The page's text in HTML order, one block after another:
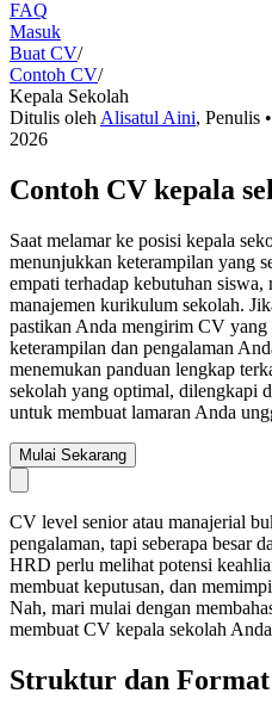
FAQ
Masuk
Buat CV/
Contoh CV/
Kepala Sekolah
Ditulis oleh Alisatul Aini, Penulis
2026
Contoh CV kepala
Saat melamar ke posisi kepala
menunjukkan keterampilan yang
empati terhadap kebutuhan
manajemen kurikulum sekolah.
pastikan Anda mengirim CV yang
keterampilan dan pengalaman
menemukan panduan lengkap
sekolah yang optimal, dilengkapi
untuk membuat lamaran Anda
Mulai Sekarang
CV level senior atau manajerial
pengalaman, tapi seberapa besar
HRD perlu melihat potensi
membuat keputusan, dan
Nah, mari mulai dengan
membuat CV kepala sekolah
Struktur dan